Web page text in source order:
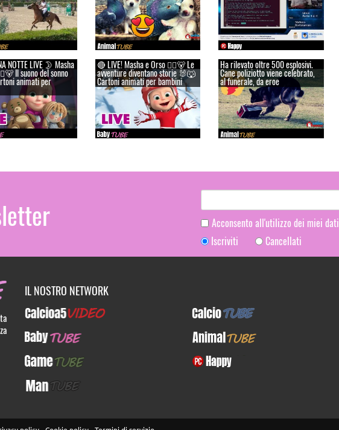
NOTTE LIVE 🌛 Masha
Il suono del sonno
animati per
🔴 LIVE! Masha e Orso 👱‍♀️🐻 Le
avventure diventano storie 🐰🐺
Cartoni animati per bambini
Ha rilevato oltre 500 esplosivi.
Cane poliziotto viene celebrato,
al funerale, da eroe
Acconsento all'utilizzo dei miei dati
Iscriviti
Cancellati
IL NOSTRO NETWORK
Calcioa5Video
CalcioTUBE
BabyTUBE
AnimalTUBE
GameTUBE
PcHappy
ManTUBE